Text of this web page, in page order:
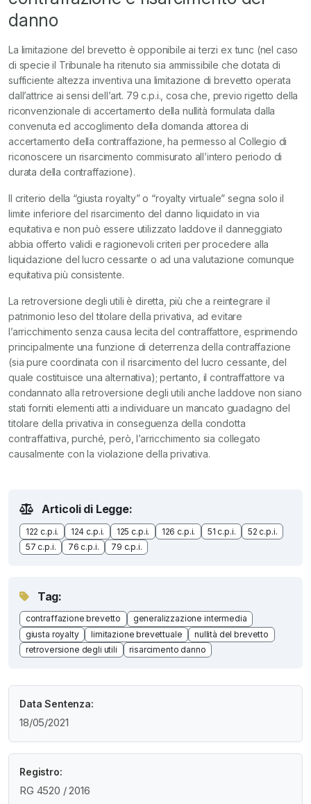
danno
La limitazione del brevetto è opponibile ai terzi ex tunc (nel caso
di specie il Tribunale ha ritenuto sia ammissibile che dotata di
sufficiente altezza inventiva una limitazione di brevetto operata
dall’attrice ai sensi dell’art. 79 c.p.i., cosa che, previo rigetto della
riconvenzionale di accertamento della nullità formulata dalla
convenuta ed accoglimento della domanda attorea di
accertamento della contraffazione, ha permesso al Collegio di
riconoscere un risarcimento commisurato all’intero periodo di
durata della contraffazione).
Il criterio della “giusta royalty” o “royalty virtuale” segna solo il
limite inferiore del risarcimento del danno liquidato in via
equitativa e non può essere utilizzato laddove il danneggiato
abbia offerto validi e ragionevoli criteri per procedere alla
liquidazione del lucro cessante o ad una valutazione comunque
equitativa più consistente.
La retroversione degli utili è diretta, più che a reintegrare il
patrimonio leso del titolare della privativa, ad evitare
l’arricchimento senza causa lecita del contraffattore, esprimendo
principalmente una funzione di deterrenza della contraffazione
(sia pure coordinata con il risarcimento del lucro cessante, del
quale costituisce una alternativa); pertanto, il contraffattore va
condannato alla retroversione degli utili anche laddove non siano
stati forniti elementi atti a individuare un mancato guadagno del
titolare della privativa in conseguenza della condotta
contraffattiva, purché, però, l’arricchimento sia collegato
causalmente con la violazione della privativa.
Articoli di Legge:
122 c.p.i. 124 c.p.i. 125 c.p.i. 126 c.p.i. 51 c.p.i.
52 c.p.i.
57 c.p.i.
76 c.p.i. 79 c.p.i.
Tag:
contraffazione brevetto
generalizzazione intermedia
giusta royalty
limitazione brevettuale
nullità del brevetto
retroversione degli utili
risarcimento danno
Data Sentenza:
18/05/2021
Registro:
RG 4520 / 2016